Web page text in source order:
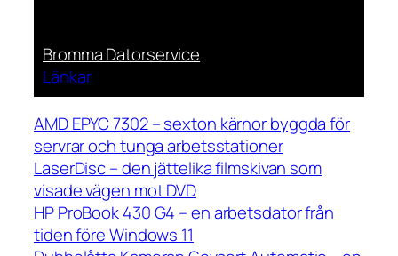
Bromma Datorservice
Länkar
AMD EPYC 7302 – sexton kärnor byggda för
servrar och tunga arbetsstationer
LaserDisc – den jättelika filmskivan som
visade vägen mot DVD
HP ProBook 430 G4 – en arbetsdator från
tiden före Windows 11